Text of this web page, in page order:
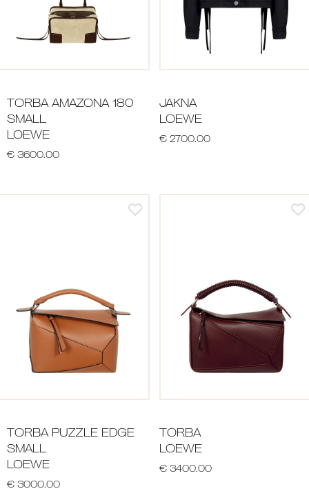
TORBA AMAZONA 180
SMALL
LOEWE
€ 3600.00
JAKNA
LOEWE
€ 2700.00
TORBA PUZZLE EDGE
SMALL
LOEWE
€ 3000.00
TORBA
LOEWE
€ 3400.00